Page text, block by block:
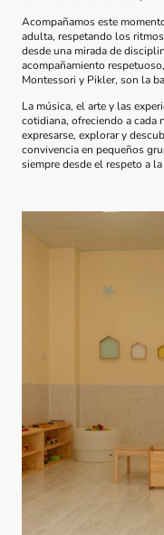
Acompañamos este
adulta, respetando los
desde una mirada de
acompañamiento
Montessori y Pikler, son la
La música, el arte y las
cotidiana, ofreciendo a cada
expresarse, explorar y
convivencia en pequeños
siempre desde el respeto a